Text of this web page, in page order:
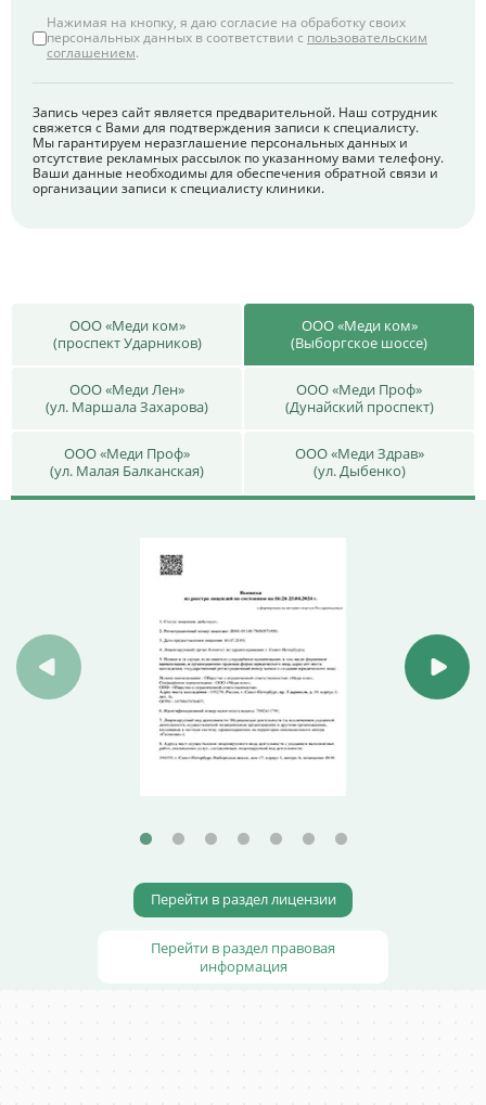
Нажимая на кнопку, я даю согласие на обработку своих
персональных данных в соответствии с пользовательским
соглашением.
Запись через сайт является предварительной. Наш сотрудник
свяжется с Вами для подтверждения записи к специалисту.
Мы гарантируем неразглашение персональных данных и
отсутствие рекламных рассылок по указанному вами телефону.
Ваши данные необходимы для обеспечения обратной связи и
организации записи к специалисту клиники.
ООО «Меди ком»
(проспект Ударников)
ООО «Меди ком»
(Выборгское шоссе)
ООО «Меди Лен»
(ул. Маршала Захарова)
ООО «Меди Проф»
(Дунайский проспект)
ООО «Меди Проф»
(ул. Малая Балканская)
ООО «Меди Здрав»
(ул. Дыбенко)
Перейти в раздел лицензии
Перейти в раздел правовая
информация